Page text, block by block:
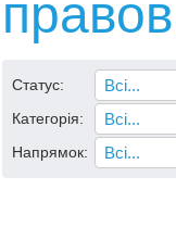
Статус:
Категорія:
Напрямок: